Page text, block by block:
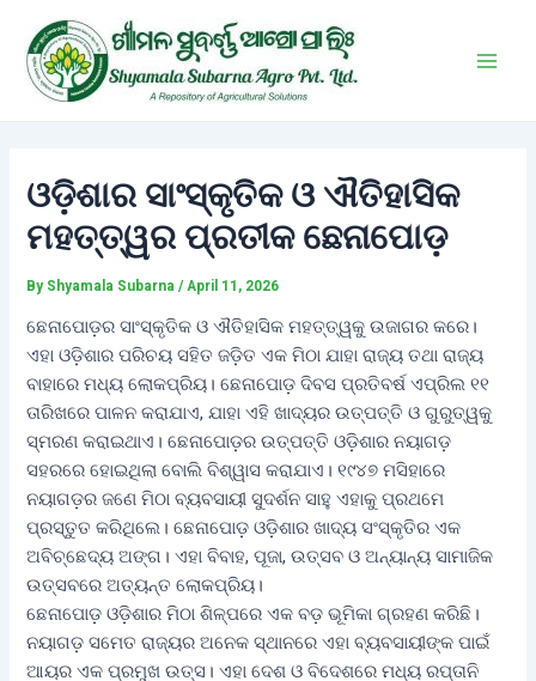
content
ଓଡ଼ିଶାର ସାଂସ୍କୃତିକ ଓ ଐତିହାସିକ
ମହତ୍ତ୍ୱର ପ୍ରତୀକ ଛେନାପୋଡ଼
By Shyamala Subarna/April 11, 2026
ଛେନାପୋଡ଼ର ସାଂସ୍କୃତିକ ଓ ଐତିହାସିକ ମହତ୍ତ୍ୱକୁ ଉଜାଗର କରେ।
ଏହା ଓଡ଼ିଶାର ପରିଚୟ ସହିତ ଜଡ଼ିତ ଏକ ମିଠା ଯାହା ରାଜ୍ୟ ତଥା ରାଜ୍ୟ
ବାହାରେ ମଧ୍ୟ ଲୋକପ୍ରିୟ। ଛେନାପୋଡ଼ ଦିବସ ପ୍ରତିବର୍ଷ ଏପ୍ରିଲ ୧୧
ତାରିଖରେ ପାଳନ କରାଯାଏ, ଯାହା ଏହି ଖାଦ୍ୟର ଉତ୍ପତ୍ତି ଓ ଗୁରୁତ୍ୱକୁ
ସ୍ମରଣ କରାଇଥାଏ। ଛେନାପୋଡ଼ର ଉତ୍ପତ୍ତି ଓଡ଼ିଶାର ନୟାଗଡ଼
ସହରରେ ହୋଇଥିଲା ବୋଲି ବିଶ୍ୱାସ କରାଯାଏ। ୧୯୪୭ ମସିହାରେ
ନୟାଗଡ଼ର ଜଣେ ମିଠା ବ୍ୟବସାୟୀ ସୁଦର୍ଶନ ସାହୁ ଏହାକୁ ପ୍ରଥମେ
ପ୍ରସ୍ତୁତ କରିଥିଲେ। ଛେନାପୋଡ଼ ଓଡ଼ିଶାର ଖାଦ୍ୟ ସଂସ୍କୃତିର ଏକ
ଅବିଚ୍ଛେଦ୍ୟ ଅଙ୍ଗ। ଏହା ବିବାହ, ପୂଜା, ଉତ୍ସବ ଓ ଅନ୍ୟାନ୍ୟ ସାମାଜିକ
ଉତ୍ସବରେ ଅତ୍ୟନ୍ତ ଲୋକପ୍ରିୟ।
ଛେନାପୋଡ଼ ଓଡ଼ିଶାର ମିଠା ଶିଳ୍ପରେ ଏକ ବଡ଼ ଭୂମିକା ଗ୍ରହଣ କରିଛି।
ନୟାଗଡ଼ ସମେତ ରାଜ୍ୟର ଅନେକ ସ୍ଥାନରେ ଏହା ବ୍ୟବସାୟୀଙ୍କ ପାଇଁ
ଆୟର ଏକ ପ୍ରମୁଖ ଉତ୍ସ। ଏହା ଦେଶ ଓ ବିଦେଶରେ ମଧ୍ୟ ରପ୍ତାନି
navigation